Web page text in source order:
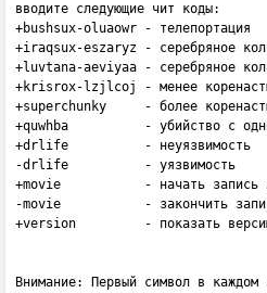
вводите следующие чит коды:
+bushsux-oluaowr - телепортация
+iraqsux-eszaryz - серебряное
+luvtana-aeviyaa - серебряное
+krisrox-lzjlcoj - менее
+superchunky     - более
+quwhba          - убийство с
+drlife          - неуязвимость
-drlife          - уязвимость
+movie           - начать запись
-movie           - закончить
+version         - показать
Bнимaниe: Пepвый cимвoл в кaждoм